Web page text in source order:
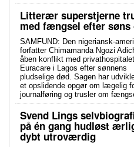
Litterær superstjerne
med fængsel efter søns
SAMFUND: Den nigeriansk-
forfatter Chimamanda Ngozi
åben konflikt med privathospitalet
Euracare i Lagos efter sønnens
pludselige død. Sagen har
et opslidende opgør om lægelig
journalføring og trusler om
Svend Lings
på én gang hudløst
dybt utroværdig